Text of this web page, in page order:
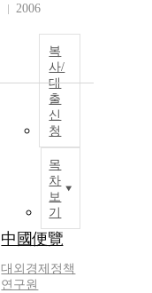
2006
복
사/
대
출
신
청
목
차
보
기
中國便覽
대외경제정책
연구원